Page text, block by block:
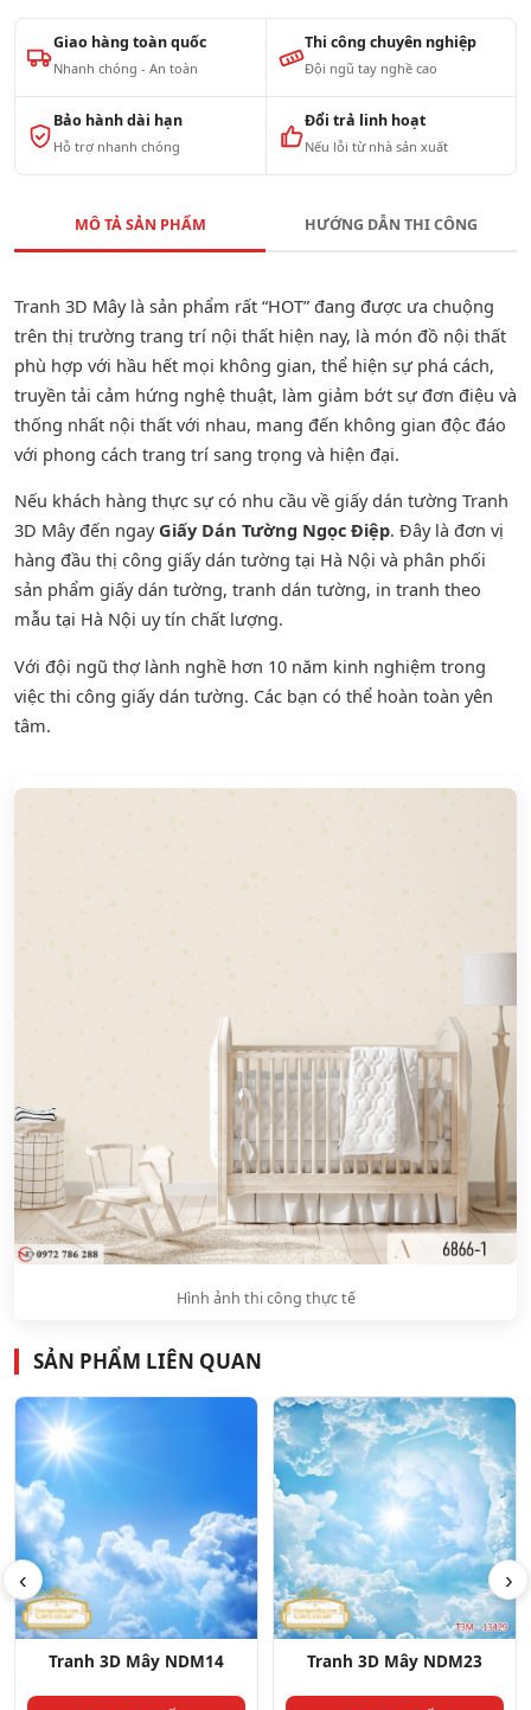
Giao hàng toàn quốc
Nhanh chóng - An toàn
Thi công chuyên nghiệp
Đội ngũ tay nghề cao
Bảo hành dài hạn
Hỗ trợ nhanh chóng
Đổi trả linh hoạt
Nếu lỗi từ nhà sản xuất
MÔ TẢ SẢN PHẨM HƯỚNG DẪN THI CÔNG
Tranh 3D Mây là sản phẩm rất “HOT” đang được ưa chuộng
trên thị trường trang trí nội thất hiện nay, là món đồ nội thất
phù hợp với hầu hết mọi không gian, thể hiện sự phá cách,
truyền tải cảm hứng nghệ thuật, làm giảm bớt sự đơn điệu và
thống nhất nội thất với nhau, mang đến không gian độc đáo
với phong cách trang trí sang trọng và hiện đại.
Nếu khách hàng thực sự có nhu cầu về giấy dán tường Tranh
3D Mây đến ngayGiấy Dán Tường Ngọc Điệp. Đây là đơn vị
hàng đầu thị công giấy dán tường tại Hà Nội và phân phối
sản phẩm giấy dán tường, tranh dán tường, in tranh theo
mẫu tại Hà Nội uy tín chất lượng.
Với đội ngũ thợ lành nghề hơn 10 năm kinh nghiệm trong
việc thi công giấy dán tường. Các bạn có thể hoàn toàn yên
tâm.
Hình ảnh thi công thực tế
SẢN PHẨM LIÊN QUAN
‹
Tranh 3D Mây NDM23 Tranh 3D Mây NDM1
›